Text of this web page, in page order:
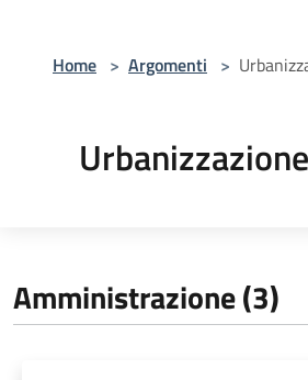
Home > Argomenti >
Urbanizzazione
Amministrazione (3)